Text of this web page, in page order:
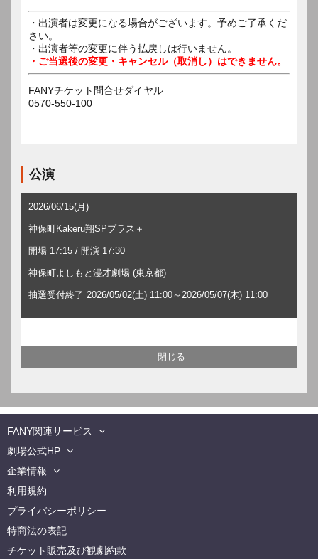
・出演者は変更になる場合がございます。予めご了承くだ
さい。
・出演者等の変更に伴う払戻しは行いません。
・ご当選後の変更・キャンセル（取消し）はできません。
FANYチケット問合せダイヤル
0570-550-100
公演
2026/06/15(月)
神保町Kakeru翔SPプラス＋
開場 17:15 / 開演 17:30
神保町よしもと漫才劇場 (東京都)
抽選受付終了 2026/05/02(土) 11:00～2026/05/07(木) 11:00
FANY関連サービス
劇場公式HP
企業情報
利用規約
プライバシーポリシー
特商法の表記
チケット販売及び観劇約款